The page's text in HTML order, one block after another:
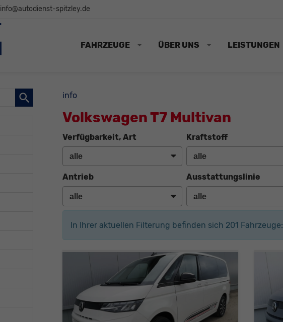
info@autodienst-spitzley.de
FAHRZEUGE ÜBER UNS LEISTUNGEN
info
Volkswagen T7 Multivan
Verfügbarkeit, Art Kraftstoff
Antrieb Ausstattungslinie
In Ihrer aktuellen Filterung befinden sich 201 Fahrzeuge: